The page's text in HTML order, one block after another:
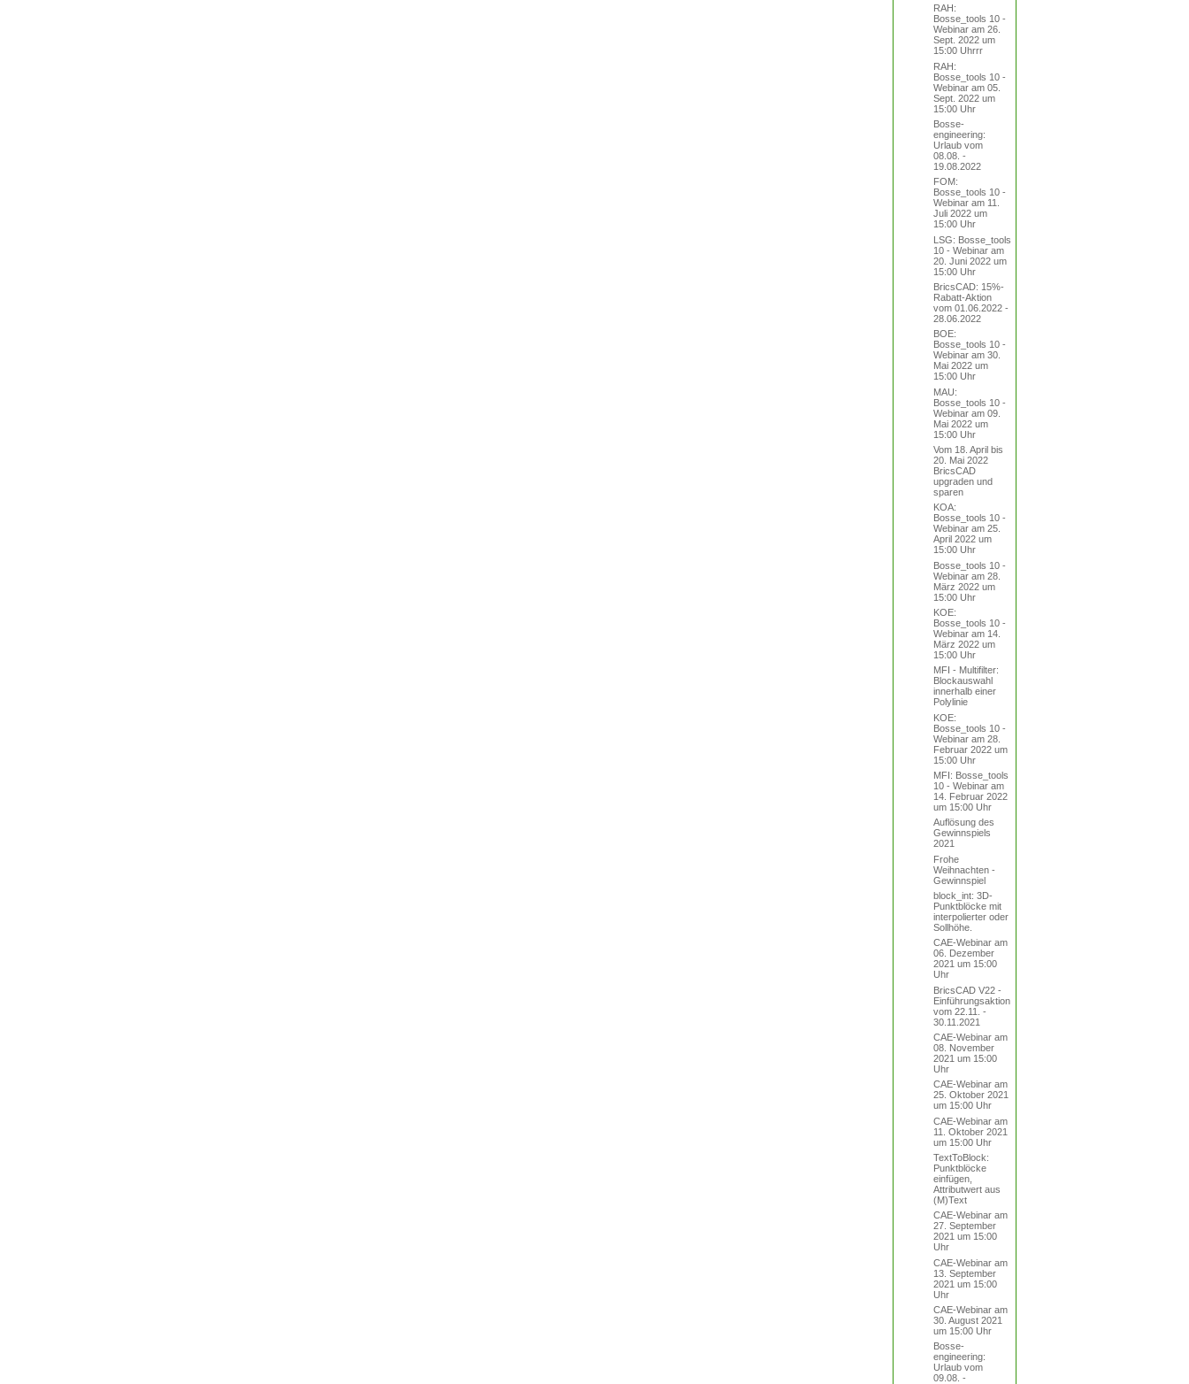
RAH:
Bosse_tools 10 -
Webinar am 26.
Sept. 2022 um
15:00 Uhrrr
RAH:
Bosse_tools 10 -
Webinar am 05.
Sept. 2022 um
15:00 Uhr
Bosse-
engineering:
Urlaub vom
08.08. -
19.08.2022
FOM:
Bosse_tools 10 -
Webinar am 11.
Juli 2022 um
15:00 Uhr
LSG: Bosse_tools
10 - Webinar am
20. Juni 2022 um
15:00 Uhr
BricsCAD: 15%-
Rabatt-Aktion
vom 01.06.2022 -
28.06.2022
BOE:
Bosse_tools 10 -
Webinar am 30.
Mai 2022 um
15:00 Uhr
MAU:
Bosse_tools 10 -
Webinar am 09.
Mai 2022 um
15:00 Uhr
Vom 18. April bis
20. Mai 2022
BricsCAD
upgraden und
sparen
KOA:
Bosse_tools 10 -
Webinar am 25.
April 2022 um
15:00 Uhr
Bosse_tools 10 -
Webinar am 28.
März 2022 um
15:00 Uhr
KOE:
Bosse_tools 10 -
Webinar am 14.
März 2022 um
15:00 Uhr
MFI - Multifilter:
Blockauswahl
innerhalb einer
Polylinie
KOE:
Bosse_tools 10 -
Webinar am 28.
Februar 2022 um
15:00 Uhr
MFI: Bosse_tools
10 - Webinar am
14. Februar 2022
um 15:00 Uhr
Auflösung des
Gewinnspiels
2021
Frohe
Weihnachten -
Gewinnspiel
block_int: 3D-
Punktblöcke mit
interpolierter oder
Sollhöhe.
CAE-Webinar am
06. Dezember
2021 um 15:00
Uhr
BricsCAD V22 -
Einführungsaktion
vom 22.11. -
30.11.2021
CAE-Webinar am
08. November
2021 um 15:00
Uhr
CAE-Webinar am
25. Oktober 2021
um 15:00 Uhr
CAE-Webinar am
11. Oktober 2021
um 15:00 Uhr
TextToBlock:
Punktblöcke
einfügen,
Attributwert aus
(M)Text
CAE-Webinar am
27. September
2021 um 15:00
Uhr
CAE-Webinar am
13. September
2021 um 15:00
Uhr
CAE-Webinar am
30. August 2021
um 15:00 Uhr
Bosse-
engineering:
Urlaub vom
09.08. -